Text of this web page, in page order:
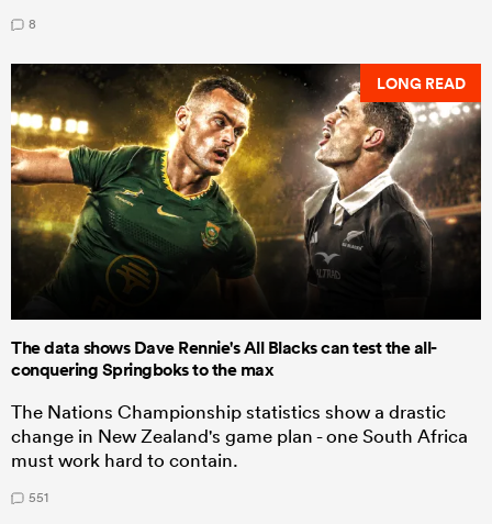
8
LONG READ
The data shows Dave Rennie's All Blacks can test the all-
conquering Springboks to the max
The Nations Championship statistics show a drastic
change in New Zealand's game plan - one South Africa
must work hard to contain.
551